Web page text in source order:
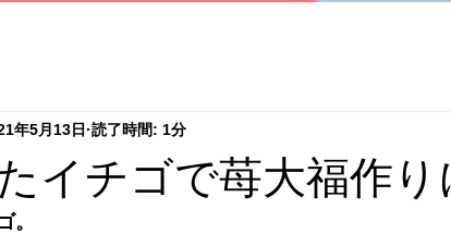
イチゴで苺大福作り
年5月13日 読了時間: 1分
。